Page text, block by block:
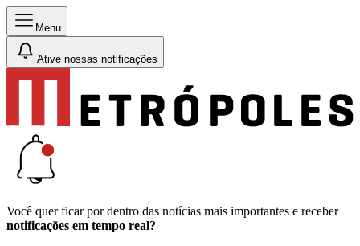
Menu
Ative nossas notificações
Você quer ficar por dentro das notícias mais importantes e receber
notificações em tempo real?